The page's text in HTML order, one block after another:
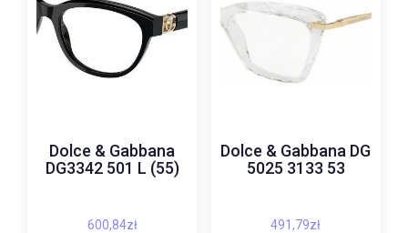
Dolce & Gabbana
DG3342 501 L (55)
600,84zł
Dolce & Gabbana DG
5025 3133 53
491,79zł